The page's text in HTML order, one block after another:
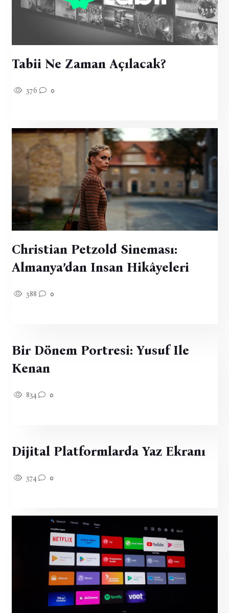
Tabii Ne Zaman Açılacak?
376 0
Christian Petzold Sineması:
Almanya’dan Insan Hikâyeleri
388 0
Bir Dönem Portresi: Yusuf Ile
Kenan
834 0
Dijital Platformlarda Yaz Ekranı
374 0